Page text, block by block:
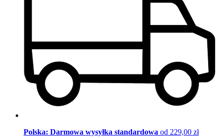
Polska: Darmowa wysyłka standardowa od 229,00 zł